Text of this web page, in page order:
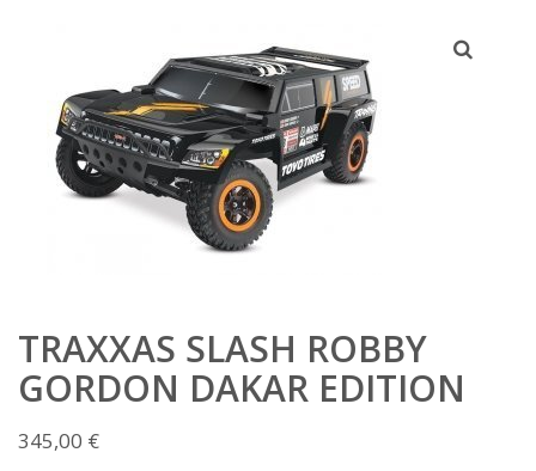
TRAXXAS SLASH ROBBY
GORDON DAKAR EDITION
345,00 €